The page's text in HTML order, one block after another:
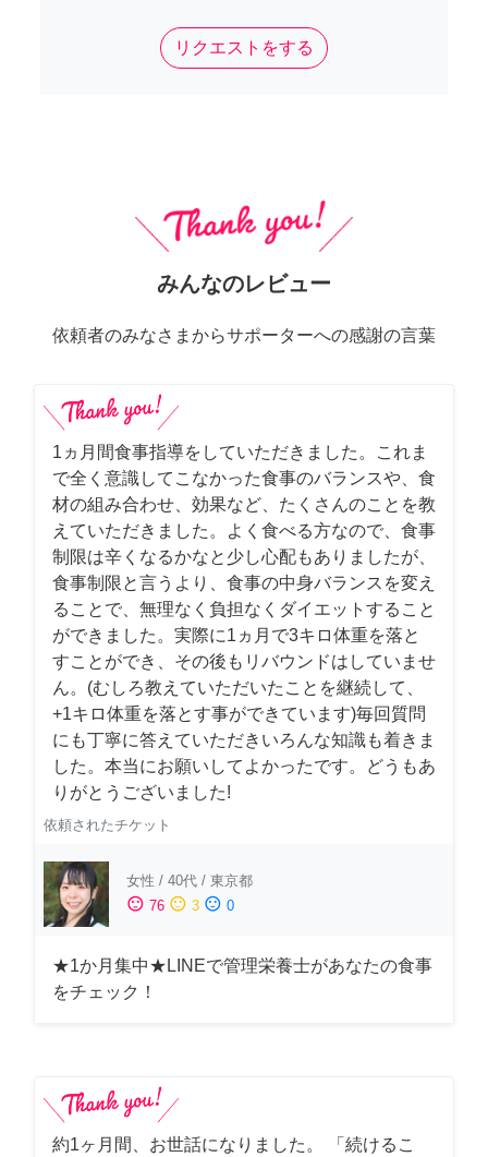
リクエストをする
みんなのレビュー
依頼者のみなさまからサポーターへの感謝の言葉
1ヵ月間食事指導をしていただきました。これま
で全く意識してこなかった食事のバランスや、食
材の組み合わせ、効果など、たくさんのことを教
えていただきました。よく食べる方なので、食事
制限は辛くなるかなと少し心配もありましたが、
食事制限と言うより、食事の中身バランスを変え
ることで、無理なく負担なくダイエットすること
ができました。実際に1ヵ月で3キロ体重を落と
すことができ、その後もリバウンドはしていませ
ん。(むしろ教えていただいたことを継続して、
+1キロ体重を落とす事ができています)毎回質問
にも丁寧に答えていただきいろんな知識も着きま
した。本当にお願いしてよかったです。どうもあ
りがとうございました!
依頼されたチケット
女性 / 40代 / 東京都
sentiment_satisfied 76 sentiment_neutral 3 sentiment_dissatisfied 0
★1か月集中★LINEで管理栄養士があなたの食事
をチェック！
約1ヶ月間、お世話になりました。 「続けるこ